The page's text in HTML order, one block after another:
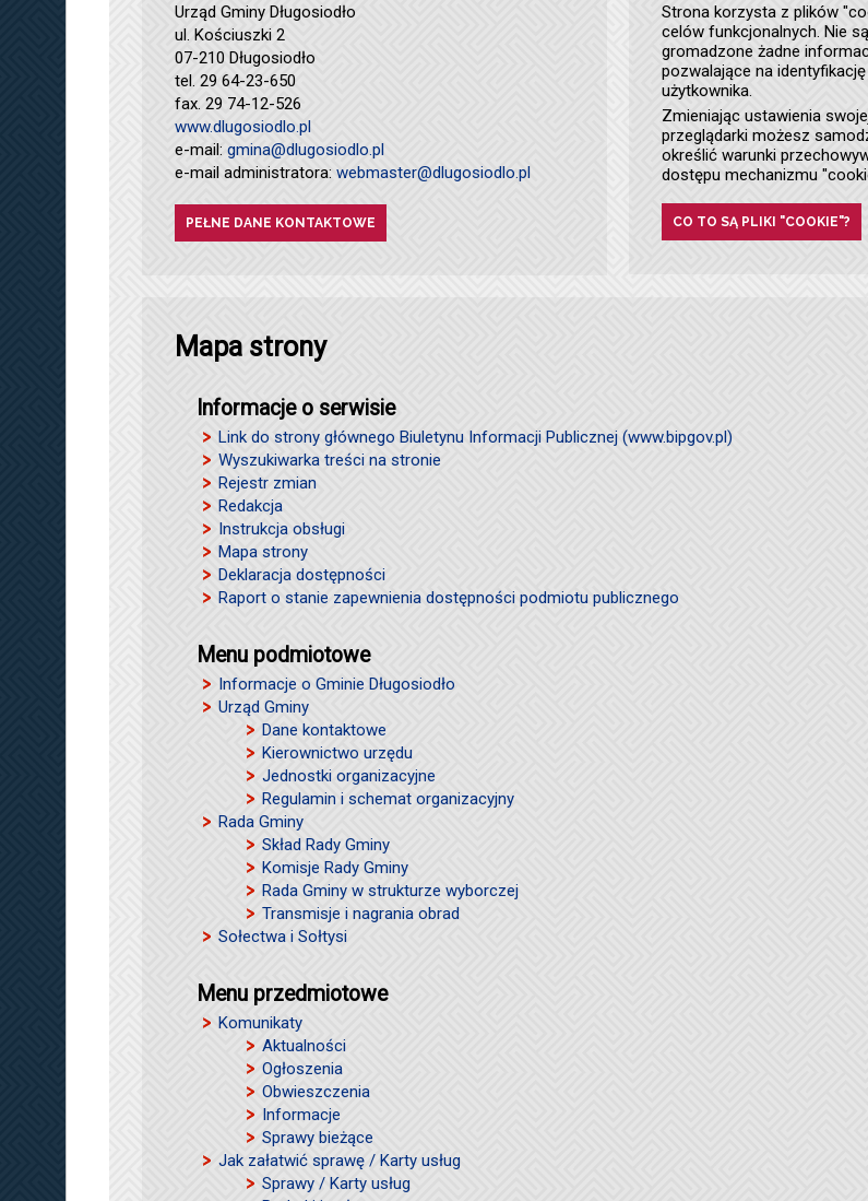
Urząd Gminy Długosiodło
ul. Kościuszki 2
07-210 Długosiodło
tel. 29 64-23-650
fax. 29 74-12-526
www.dlugosiodlo.pl
e-mail: gmina@dlugosiodlo.pl
e-mail administratora: webmaster@dlugosiodlo.pl
PEŁNE DANE KONTAKTOWE
Strona korzysta z plików
celów funkcjonalnych. Nie są
gromadzone żadne
pozwalające na identyfikację
użytkownika.
Zmieniając ustawienia
przeglądarki możesz
określić warunki
dostępu mechanizmu
CO TO SĄ PLIKI "COOKIE"?
Mapa strony
Informacje o serwisie
Link do strony głównego Biuletynu Informacji Publicznej (www.bipgov.pl)
Wyszukiwarka treści na stronie
Rejestr zmian
Redakcja
Instrukcja obsługi
Mapa strony
Deklaracja dostępności
Raport o stanie zapewnienia dostępności podmiotu publicznego
Menu podmiotowe
Informacje o Gminie Długosiodło
Urząd Gminy
Dane kontaktowe
Kierownictwo urzędu
Jednostki organizacyjne
Regulamin i schemat organizacyjny
Rada Gminy
Skład Rady Gminy
Komisje Rady Gminy
Rada Gminy w strukturze wyborczej
Transmisje i nagrania obrad
Sołectwa i Sołtysi
Menu przedmiotowe
Komunikaty
Aktualności
Ogłoszenia
Obwieszczenia
Informacje
Sprawy bieżące
Jak załatwić sprawę / Karty usług
Sprawy / Karty usług